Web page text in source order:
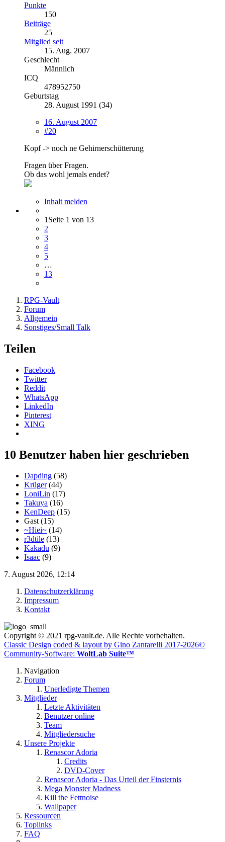
Punkte
150
Beiträge
25
Mitglied seit
15. Aug. 2007
Geschlecht
Männlich
ICQ
478952750
Geburtstag
28. August 1991 (34)
16. August 2007
#20
Kopf -> noch ne Gehirnerschütterung
Fragen über Fragen.
Ob das wohl jemals endet?
Inhalt melden
1 Seite 1 von 13
2
3
4
5
…
13
RPG-Vault
Forum
Allgemein
Sonstiges/Small Talk
Teilen
Facebook
Twitter
Reddit
WhatsApp
LinkedIn
Pinterest
XING
10 Benutzer haben hier geschrieben
Dapding (58)
Krüger(44)
LoniLin (17)
Takuya (16)
KenDeep (15)
Gast (15)
~Hiei~ (14)
r3dtile (13)
Kakadu (9)
Isaac (9)
7. August 2026, 12:14
Datenschutzerklärung
Impressum
Kontakt
Copyright © 2021 rpg-vault.de. Alle Rechte vorbehalten.
Classic Design coded & layout by Gino Zantarelli 2017-2026©
Community-Software: WoltLab Suite™
Navigation
Forum
Unerledigte Themen
Mitglieder
Letzte Aktivitäten
Benutzer online
Team
Mitgliedersuche
Unsere Projekte
Renascor Adoria
Credits
DVD-Cover
Renascor Adoria - Das Urteil der Finsternis
Mega Monster Madness
Kill the Fettnoise
Wallpaper
Ressourcen
Toplinks
FAQ